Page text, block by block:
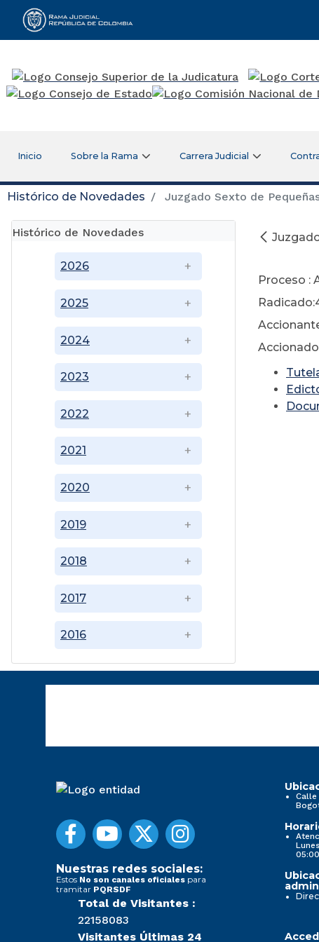
Rama Judicial
Inicio Sobre la Rama Carrera Judicial
Histórico de Novedades Juzgado Sexto de
Histórico de Novedades
2016
2017
2018
2019
2020
2021
2022
2023
2024
2025
2026
Proceso :
Nuestras redes sociales:
Estos No son canales oficiales para
tramitar PQRSDF
Total de Visitantes :
22158083
Visitantes Últimas 24
Calle